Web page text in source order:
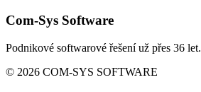
Com-Sys Software
Podnikové softwarové řešení už přes 36 let.
© 2026 COM-SYS SOFTWARE